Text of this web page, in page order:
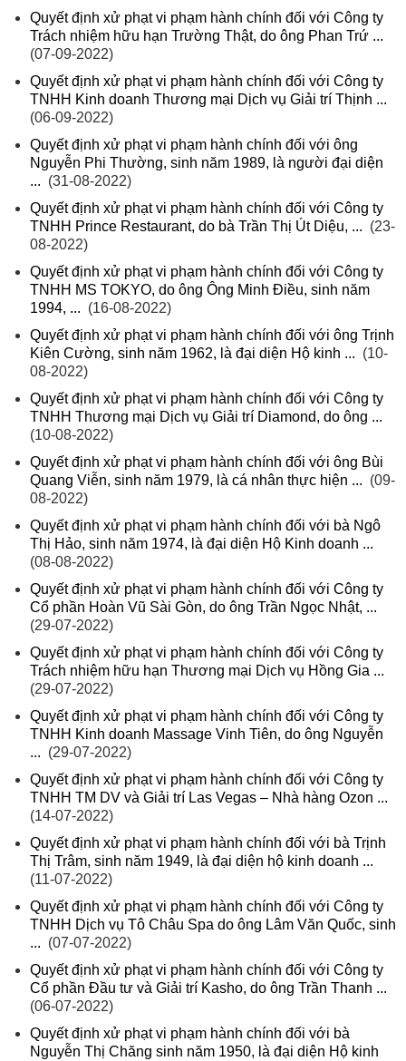
Quyết định xử phạt vi phạm hành chính đối với Công ty
Trách nhiệm hữu hạn Trường Thật, do ông Phan Trứ ...
(07-09-2022)
Quyết định xử phạt vi phạm hành chính đối với Công ty
TNHH Kinh doanh Thương mại Dịch vụ Giải trí Thịnh ...
(06-09-2022)
Quyết định xử phạt vi phạm hành chính đối với ông
Nguyễn Phi Thường, sinh năm 1989, là người đại diện
... (31-08-2022)
Quyết định xử phạt vi phạm hành chính đối với Công ty
TNHH Prince Restaurant, do bà Trần Thị Út Diệu, ... (23-
08-2022)
Quyết định xử phạt vi phạm hành chính đối với Công ty
TNHH MS TOKYO, do ông Ông Minh Điều, sinh năm
1994, ... (16-08-2022)
Quyết định xử phạt vi phạm hành chính đối với ông Trịnh
Kiên Cường, sinh năm 1962, là đại diện Hộ kinh ... (10-
08-2022)
Quyết định xử phạt vi phạm hành chính đối với Công ty
TNHH Thương mại Dịch vụ Giải trí Diamond, do ông ...
(10-08-2022)
Quyết định xử phạt vi phạm hành chính đối với ông Bùi
Quang Viễn, sinh năm 1979, là cá nhân thực hiện ... (09-
08-2022)
Quyết định xử phạt vi phạm hành chính đối với bà Ngô
Thị Hảo, sinh năm 1974, là đại diện Hộ Kinh doanh ...
(08-08-2022)
Quyết định xử phạt vi phạm hành chính đối với Công ty
Cổ phần Hoàn Vũ Sài Gòn, do ông Trần Ngọc Nhật, ...
(29-07-2022)
Quyết định xử phạt vi phạm hành chính đối với Công ty
Trách nhiệm hữu hạn Thương mại Dịch vụ Hồng Gia ...
(29-07-2022)
Quyết định xử phạt vi phạm hành chính đối với Công ty
TNHH Kinh doanh Massage Vinh Tiên, do ông Nguyễn
... (29-07-2022)
Quyết định xử phạt vi phạm hành chính đối với Công ty
TNHH TM DV và Giải trí Las Vegas – Nhà hàng Ozon ...
(14-07-2022)
Quyết định xử phạt vi phạm hành chính đối với bà Trịnh
Thị Trâm, sinh năm 1949, là đại diện hộ kinh doanh ...
(11-07-2022)
Quyết định xử phạt vi phạm hành chính đối với Công ty
TNHH Dịch vụ Tô Châu Spa do ông Lâm Văn Quốc, sinh
... (07-07-2022)
Quyết định xử phạt vi phạm hành chính đối với Công ty
Cổ phần Đầu tư và Giải trí Kasho, do ông Trần Thanh ...
(06-07-2022)
Quyết định xử phạt vi phạm hành chính đối với bà
Nguyễn Thị Chăng sinh năm 1950, là đại diện Hộ kinh